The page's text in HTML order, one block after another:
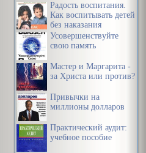
Радость воспитания.
Как воспитывать детей
без наказания
Усовершенствуйте
свою память
Мастер и Маргарита -
за Христа или против?
Привычки на
миллионы долларов
Практический аудит:
учебное пособие